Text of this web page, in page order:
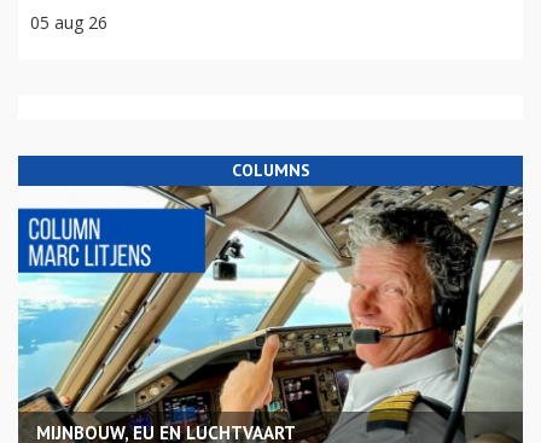
05 aug 26
COLUMNS
MIJNBOUW, EU EN LUCHTVAART